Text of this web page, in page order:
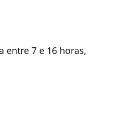
entre 7 e 16 horas,